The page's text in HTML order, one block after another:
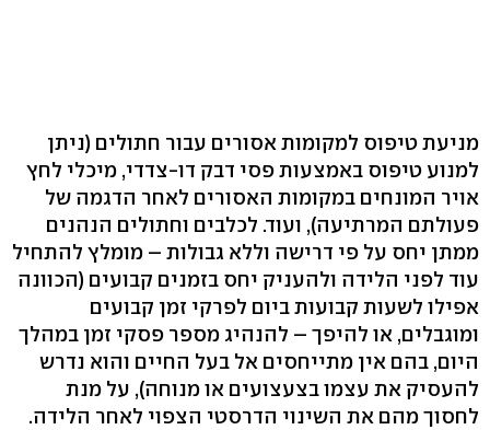
מניעת טיפוס למקומות אסורים עבור חתולים (ניתן
למנוע טיפוס באמצעות פסי דבק דו-צדדי, מיכלי לחץ
אויר המונחים במקומות האסורים לאחר הדגמה של
פעולתם המרתיעה), ועוד. לכלבים וחתולים הנהנים
ממתן יחס על פי דרישה וללא גבולות – מומלץ להתחיל
עוד לפני הלידה ולהעניק יחס בזמנים קבועים (הכוונה
אפילו לשעות קבועות ביום לפרקי זמן קבועים
ומוגבלים, או להיפך – להנהיג מספר פסקי זמן במהלך
היום, בהם אין מתייחסים אל בעל החיים והוא נדרש
להעסיק את עצמו בצעצועים או מנוחה), על מנת
לחסוך מהם את השינוי הדרסטי הצפוי לאחר הלידה.